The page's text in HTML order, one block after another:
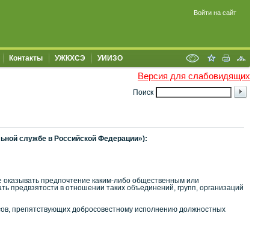
Войти на сайт
Контакты УЖКХСЭ УИИЗО
Версия для слабовидящих
Поиск
службе в Российской Федерации»):
предпочтение каким-либо общественным или
в отношении таких объединений, групп, организаций
препятствующих добросовестному исполнению должностных